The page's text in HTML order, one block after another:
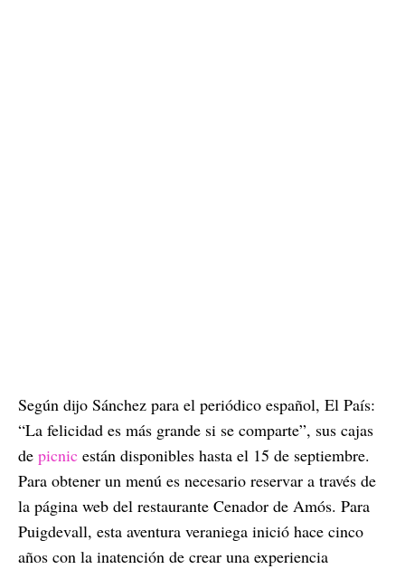
Según dijo Sánchez para el periódico español, El País:
“La felicidad es más grande si se comparte”, sus cajas
de picnic están disponibles hasta el 15 de septiembre.
Para obtener un menú es necesario reservar a través de
la página web del restaurante Cenador de Amós. Para
Puigdevall, esta aventura veraniega inició hace cinco
años con la inatención de crear una experiencia